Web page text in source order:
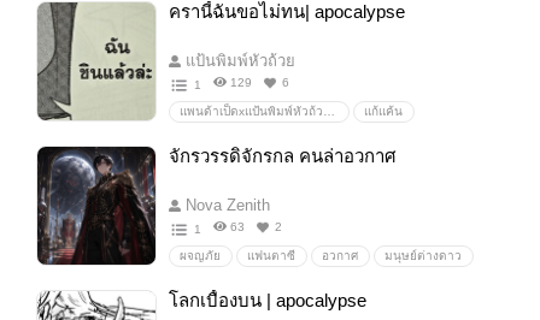
ข้ามเวลา อายุขัย ไซไฟ scifi
ครานี้ฉันขอไม่ทน| apocalypse
แป้นพิมพ์หัวถ้วย
1 129 6
แก้แค้น
ย้อนเวลา
จักรวรรดิจักรกล คนล่าอวกาศ
Nova Zenith
1 63 2
ผจญภัย แฟนตาซี อวกาศ มนุษย์ต่างดาว
ไซไฟอวกาศ เอเลี่ยนสปีชีส์
โลกเบื้องบน | apocalypse